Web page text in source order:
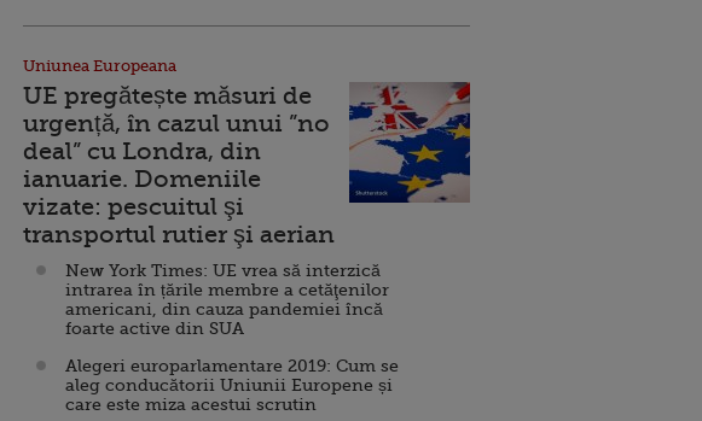
Uniunea Europeana
UE pregătește măsuri de
urgență, în cazul unui ”no
deal” cu Londra, din
ianuarie. Domeniile
vizate: pescuitul şi
transportul rutier şi aerian
New York Times: UE vrea să interzică
intrarea în țările membre a cetăţenilor
americani, din cauza pandemiei încă
foarte active din SUA
Alegeri europarlamentare 2019: Cum se
aleg conducătorii Uniunii Europene și
care este miza acestui scrutin